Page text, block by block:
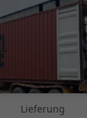
Lieferung